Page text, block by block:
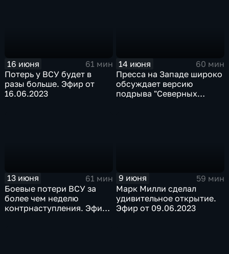
16 июня
61 мин
Потерь у ВСУ будет в
разы больше. Эфир от
16.06.2023
14 июня
60 мин
Пресса на Западе широко
обсуждает версию
подрыва "Северных
13 июня
61 мин
Боевые потери ВСУ за
более чем неделю
контрнаступления. Эфир
9 июня
59 мин
Марк Милли сделал
удивительное открытие.
Эфир от 09.06.2023